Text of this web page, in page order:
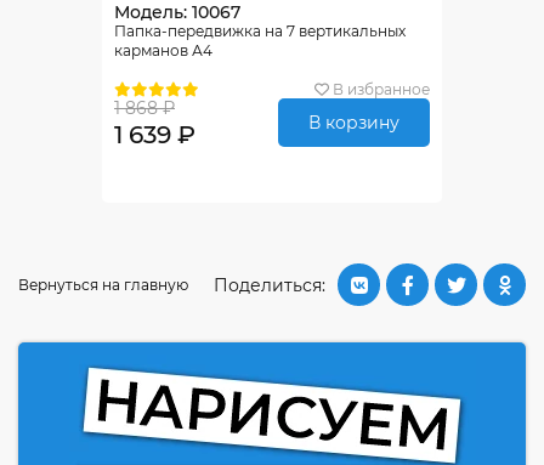
Модель: 10067
Папка-передвижка на 7 вертикальных
карманов А4
В избранное
1 868 ₽
1 639 ₽ В корзину
Поделиться:
Вернуться на главную